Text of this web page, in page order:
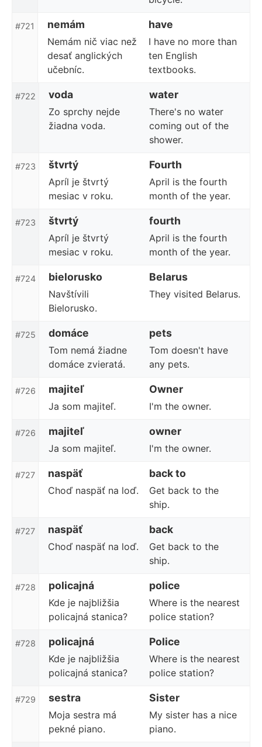
#721 nemám have
Nemám nič viac než
desať anglických
učebníc.
I have no more than
ten English
textbooks.
#722 voda water
Zo sprchy nejde
žiadna voda.
There's no water
coming out of the
shower.
#723 štvrtý Fourth
Apríl je štvrtý
mesiac v roku.
April is the fourth
month of the year.
#723 štvrtý fourth
Apríl je štvrtý
mesiac v roku.
April is the fourth
month of the year.
#724 bielorusko Belarus
Navštívili
Bielorusko.
They visited Belarus.
#725 domáce pets
Tom nemá žiadne
domáce zvieratá.
Tom doesn't have
any pets.
#726 majiteľ Owner
Ja som majiteľ. I'm the owner.
#726 majiteľ owner
Ja som majiteľ. I'm the owner.
#727 naspäť back to
Choď naspäť na loď.
Get back to the
ship.
#727 naspäť back
Choď naspäť na loď.
Get back to the
ship.
#728 policajná police
Kde je najbližšia
policajná stanica?
Where is the nearest
police station?
#728 policajná Police
Kde je najbližšia
policajná stanica?
Where is the nearest
police station?
#729 sestra Sister
Moja sestra má
pekné piano.
My sister has a nice
piano.